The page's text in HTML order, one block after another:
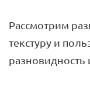
Рассмотрим
текстуру и
разновидность